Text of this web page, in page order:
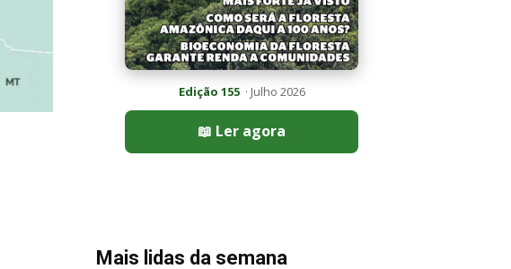
Edição 155· Julho 2026
📖 Ler agora
Mais lidas da semana